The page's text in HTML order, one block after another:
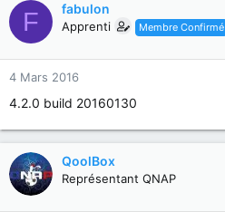
F fabulon
Apprenti Membre Confirmé
4 Mars 2016
4.2.0 build 20160130
QoolBox
Représentant QNAP